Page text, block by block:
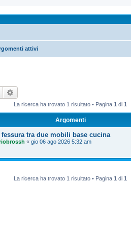
attivi
Cerca
La ricerca ha trovato 1 risultato • Pagina 1 di 1
Argomenti
tra due mobili base cucina
« gio 06 ago 2026 5:32 am
La ricerca ha trovato 1 risultato • Pagina 1 di 1